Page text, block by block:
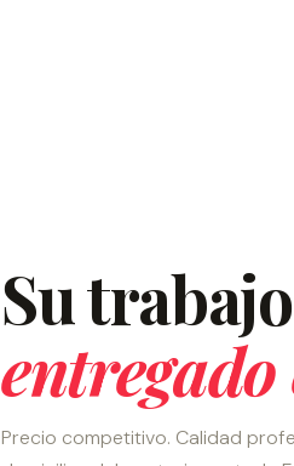
Su
entregado
Precio competitivo. Calidad